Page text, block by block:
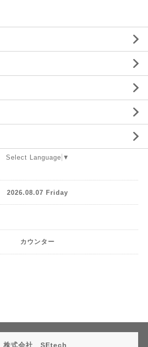
Select Language ▼
2026.08.07 Friday
カウンター
株式会社 SEtech